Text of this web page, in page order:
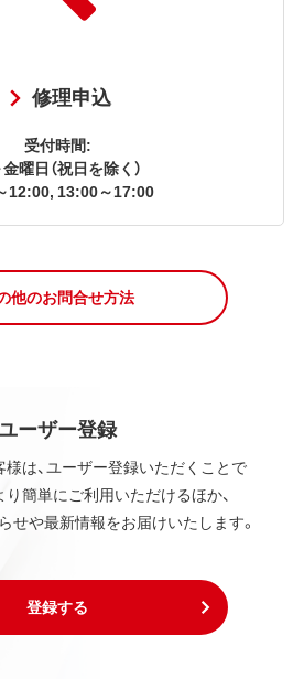
修理申込
受付時間:
曜日（祝日を除く）
12:00, 13:00～17:00
他のお問合せ方法
ーザー登録
は、ユーザー登録いただくことで
簡単にご利用いただけるほか、
せや最新情報をお届けいたします。
登録する